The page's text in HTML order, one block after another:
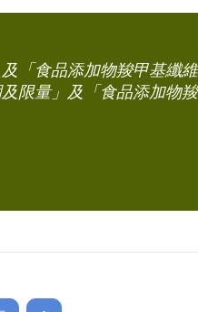
「食品添加物羧甲基纖
限量」及「食品添加物